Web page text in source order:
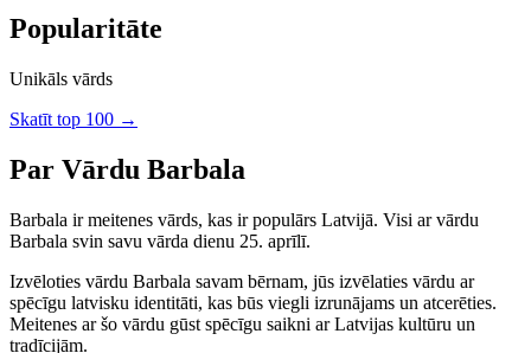
Popularitāte
Unikāls vārds
Skatīt top 100 →
Par Vārdu Barbala
Barbala irmeitenes vārds, kas ir populārs Latvijā. Visi ar vārdu
Barbala svin savu vārda dienu 25. aprīlī.
Izvēloties vārdu Barbala savam bērnam, jūs izvēlaties vārdu ar
spēcīgu latvisku identitāti, kas būs viegli izrunājams un atcerēties.
Meitenes ar šo vārdu gūst spēcīgu saikni ar Latvijas kultūru un
tradīcijām.